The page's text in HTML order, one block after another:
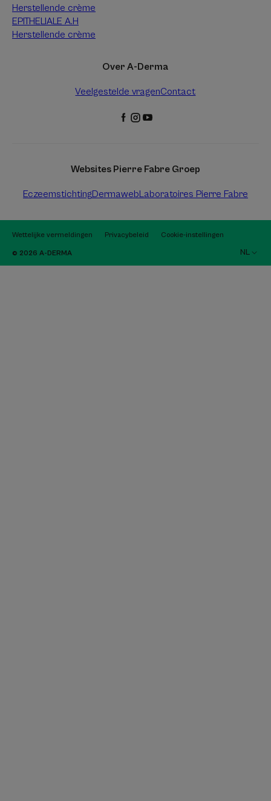
Herstellende crème
EPITHELIALE A.H
Herstellende crème
Over A-Derma
Veelgestelde vragenContact
Websites Pierre Fabre Groep
EczeemstichtingDermawebLaboratoires Pierre Fabre
Wettelijke vermeldingen Privacybeleid Cookie-instellingen
© 2026 A-DERMA NL